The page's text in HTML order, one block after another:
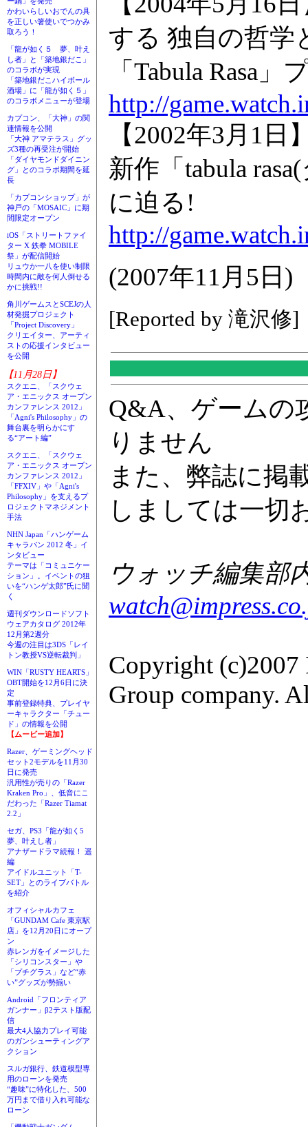
かわいらしいおでんの具
を正しい箸使いでつかみ
取ろう！
「龍が如く５ 夢、叶え
し者」と「築地銀だこ」
のコラボが実現
「築地銀だこハイボール
酒場」に「龍が如く５」
のコラボメニューが登場
カプコン、「大神」の関
連情報を公開
「大神 アマテラス」グッ
ズ3種の再受注が開始
「ダイヤモンドダイニン
グ」とのコラボ期間を延
長
「カプコンショップ」が
神戸の「MOSAIC」に期
間限定オープン
iOS「ストリートファイ
ター X 鉄拳 MOBILE
祭」が配信開始
リュウか一八を使い制限
時間内に敵を何人倒せる
かに挑戦!!
角川ゲームスとSCEJの人
材発掘プロジェクト
「Project Discovery」
クリエイター、アーティ
ストの応援インタビュー
を公開
【11月28日】
スクエニ、「スクウェ
ア・エニックス オープン
カンファレンス 2012」
「Agni's Philosophy」の
舞台裏を明らかにす
る“アート編”
スクエニ、「スクウェ
ア・エニックス オープン
カンファレンス 2012」
「FFXIV」や「Agni's
Philosophy」を支えるプ
ロジェクトマネジメント
手法
NHN Japan「ハンゲーム
キャラバン 2012 冬」イ
ンタビュー
テーマは「コミュニケー
ション」。イベントの狙
いを“ハンゲ太郎”氏に聞
く
週刊ダウンロードソフト
ウェアカタログ 2012年
12月第2週分
今週の注目は3DS「レイ
トン教授VS逆転裁判」
WIN「RUSTY HEARTS」
OBT開始を12月6日に決
定
事前登録特典、プレイヤ
ーキャラクター「チュー
ド」の情報を公開
【ムービー追加】
Razer、ゲーミングヘッド
セット2モデルを11月30
日に発売
汎用性が売りの「Razer
Kraken Pro」、低音にこ
だわった「Razer Tiamat
2.2」
セガ、PS3「龍が如く5
夢、叶えし者」
アナザードラマ続報！ 遥
編
アイドルユニット「T-
SET」とのライブバトル
を紹介
オフィシャルカフェ
「GUNDAM Cafe 東京駅
店」を12月20日にオープ
ン
赤レンガをイメージした
「シリコンスター」や
「プチグラス」など“赤
い”グッズが勢揃い
Android「フロンティア
ガンナー」β2テスト版配
信
最大4人協力プレイ可能
のガンシューティングア
クション
スルガ銀行、鉄道模型専
用のローンを発売
“趣味”に特化した、500
万円まで借り入れ可能な
ローン
する 独自の哲学
「Tabula Rasa
http://
【2002年3月1
新作「tabula
に迫る!
http://
(2007年11月5日)
[Reported by 滝沢修]
Q&A、ゲームの
りません
また、弊誌に掲
しましては一切
ウォッチ編集部
Copyright (c)2007
Group company.